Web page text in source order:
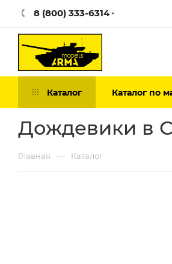
8 (800) 333-6314
Каталог Каталог по
Дождевики в
Главная — Каталог